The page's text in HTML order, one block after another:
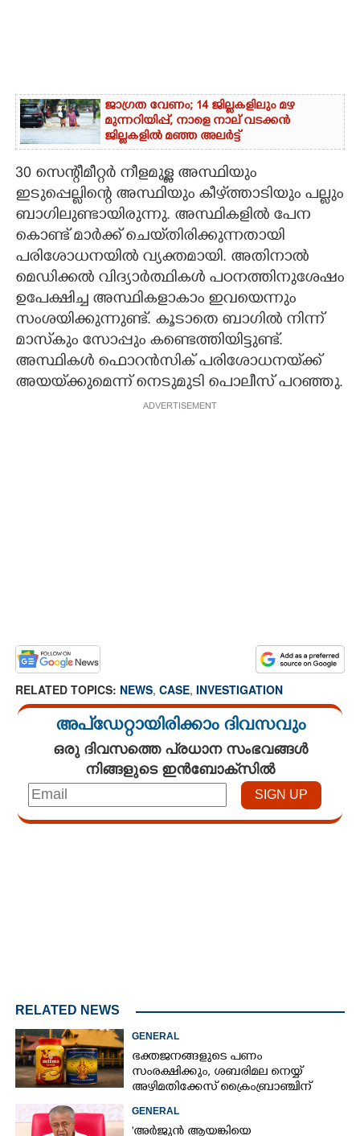
ജാഗ്രത വേണം; 14 ജില്ലകളിലും മഴ
മുന്നറിയിപ്പ്, നാളെ നാല് വടക്കൻ
ജില്ലകളിൽ മഞ്ഞ അലർട്ട്
30 സെന്റീമീറ്റർ നീളമുള്ള അസ്ഥിയും
ഇടുപ്പെല്ലിന്റെ അസ്ഥിയും കീഴ്‌ത്താടിയും പല്ലും
ബാഗിലുണ്ടായിരുന്നു. അസ്ഥികളിൽ പേന
കൊണ്ട് മാർക്ക് ചെയ്‌തിരിക്കുന്നതായി
പരിശോധനയിൽ വ്യക്തമായി. അതിനാൽ
മെഡിക്കൽ വിദ്യാർത്ഥികൾ പഠനത്തിനുശേഷം
ഉപേക്ഷിച്ച അസ്ഥികളാകാം ഇവയെന്നും
സംശയിക്കുന്നുണ്ട്. കൂടാതെ ബാഗിൽ നിന്ന്
മാസ്‌കും സോപ്പും കണ്ടെത്തിയിട്ടുണ്ട്.
അസ്ഥികൾ ഫൊറൻസിക് പരിശോധനയ്‌ക്ക്
അയയ്‌ക്കുമെന്ന് നെടുമുടി പൊലീസ് പറഞ്ഞു.
ADVERTISEMENT
RELATED TOPICS: NEWS, CASE, INVESTIGATION
അപ്ഡേറ്റായിരിക്കാം ദിവസവും
ഒരു ദിവസത്തെ പ്രധാന സംഭവങ്ങൾ
നിങ്ങളുടെ ഇൻബോക്സിൽ
RELATED NEWS
GENERAL
ഭക്തജനങ്ങളുടെ പണം
സംരക്ഷിക്കും, ശബരിമല നെയ്യ്
അഴിമതിക്കേസ് ക്രൈംബ്രാഞ്ചിന്
GENERAL
'അർജുൻ ആയങ്കിയെ